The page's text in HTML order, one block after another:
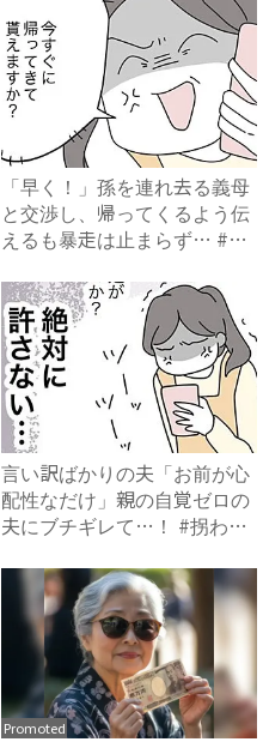
「早く！」孫を連れ去る義母
と交渉し、帰ってくるよう伝
えるも暴走は止まらず… #
言い訳ばかりの夫「お前が心
配性なだけ」親の自覚ゼロの
夫にブチギレて…！ #拐わ
Promoted